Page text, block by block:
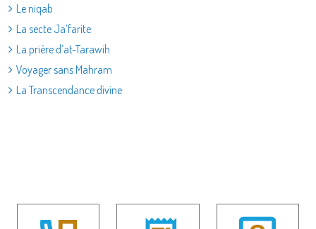
Le niqab
La secte Ja’farite
La prière d’at-Tarawih
Voyager sans Mahram
La Transcendance divine